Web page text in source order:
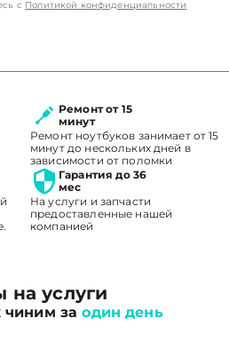
с Политикой конфиденциальности
Ремонт от 15
минут
Ремонт ноутбуков занимает от 15
минут до нескольких дней в
зависимости от поломки
Гарантия до 36
мес
На услуги и запчасти
предоставленные нашей
компанией
на услуги
чиним заодин день